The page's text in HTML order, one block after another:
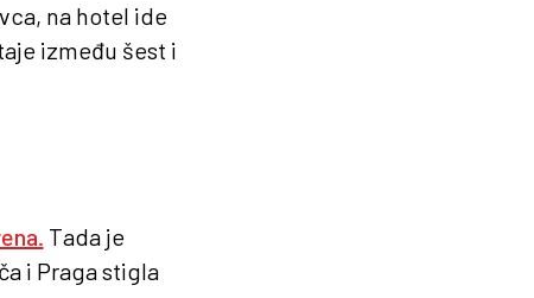
na hotel ide
između šest i
Tada je
i Praga stigla